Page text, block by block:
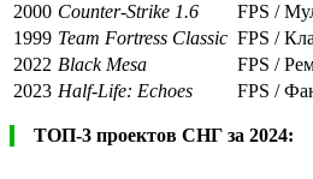
2000 Counter-Strike 1.6 FPS /
1999 Team Fortress Classic FPS /
2022 Black Mesa FPS /
2023 Half-Life: Echoes FPS /
ТОП-3 проектов СНГ за 2024: